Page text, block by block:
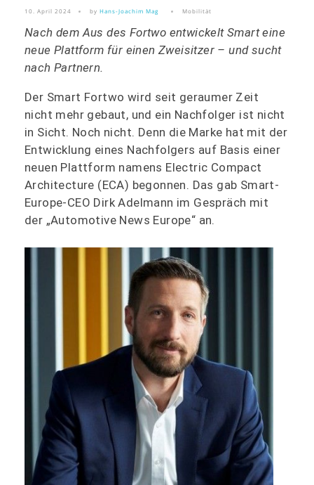
10. April 2024 by Hans-Joachim Mag Mobilität
Nach dem Aus des Fortwo entwickelt Smart eine
neue Plattform für einen Zweisitzer – und sucht
nach Partnern.
Der Smart Fortwo wird seit geraumer Zeit
nicht mehr gebaut, und ein Nachfolger ist nicht
in Sicht. Noch nicht. Denn die Marke hat mit der
Entwicklung eines Nachfolgers auf Basis einer
neuen Plattform namens Electric Compact
Architecture (ECA) begonnen. Das gab Smart-
Europe-CEO Dirk Adelmann im Gespräch mit
der „Automotive News Europe“ an.